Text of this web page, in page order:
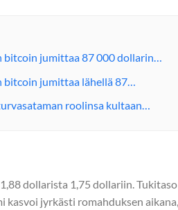
bitcoin jumittaa 87 000 dollarin…
jumittaa lähellä 87…
roolinsa kultaan…
dollarista 1,75 dollariin.
kasvoi jyrkästi romahduksen